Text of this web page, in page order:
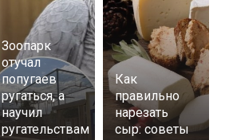
Зоопарк
отучал
попугаев
ругаться, а
научил
ругательствам
Как
правильно
нарезать
сыр: советы